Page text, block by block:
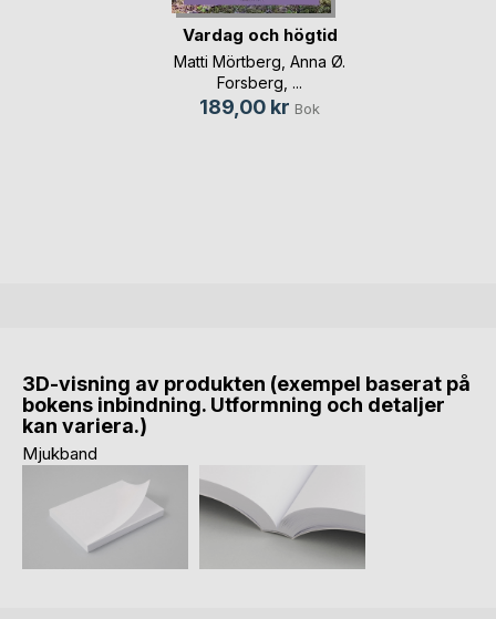
Vardag och högtid
Matti Mörtberg Anna Ø.
Forsberg , ...
189,00 kr Bok
3D-visning av produkten (exempel baserat på
bokens inbindning. Utformning och detaljer
kan variera.)
Mjukband